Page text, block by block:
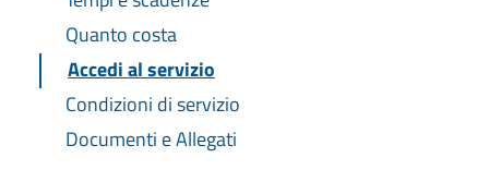
Quanto costa
Accedi al servizio
Condizioni di servizio
Documenti e Allegati